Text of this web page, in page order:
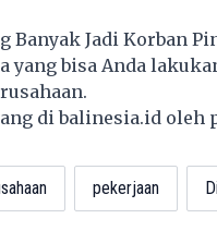
Banyak Jadi Korban
yang bisa Anda
dibalinesia.idoleh
pekerjaan